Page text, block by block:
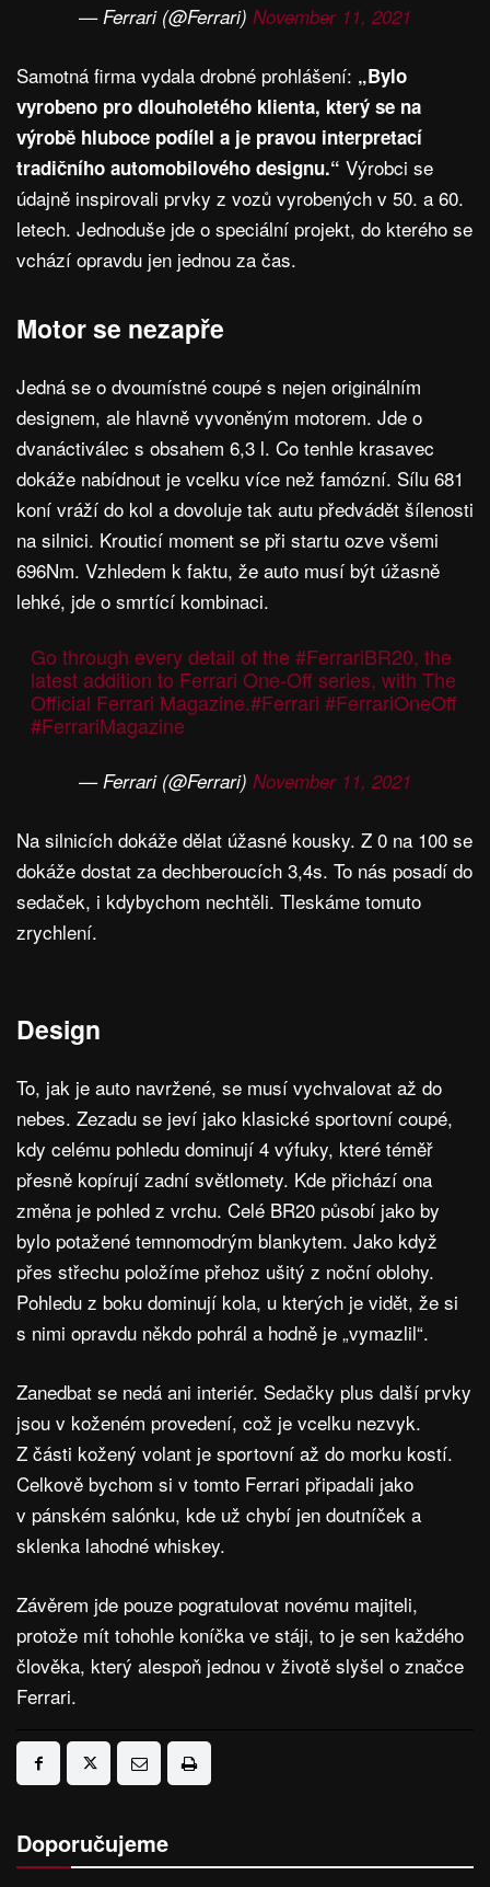
— Ferrari (@Ferrari) November 11, 2021
Samotná firma vydala drobné prohlášení: „Bylo
vyrobeno pro dlouholetého klienta, který se na
výrobě hluboce podílel a je pravou interpretací
tradičního automobilového designu.“ Výrobci se
údajně inspirovali prvky z vozů vyrobených v 50. a 60.
letech. Jednoduše jde o speciální projekt, do kterého se
vchází opravdu jen jednou za čas.
Motor se nezapře
Jedná se o dvoumístné coupé s nejen originálním
designem, ale hlavně vyvoněným motorem. Jde o
dvanáctiválec s obsahem 6,3 l. Co tenhle krasavec
dokáže nabídnout je vcelku více než famózní. Sílu 681
koní vráží do kol a dovoluje tak autu předvádět šílenosti
na silnici. Krouticí moment se při startu ozve všemi
696Nm. Vzhledem k faktu, že auto musí být úžasně
lehké, jde o smrtící kombinaci.
Go through every detail of the #FerrariBR20, the
latest addition to Ferrari One-Off series, with The
Official Ferrari Magazine.#Ferrari #FerrariOneOff
#FerrariMagazine
— Ferrari (@Ferrari) November 11, 2021
Na silnicích dokáže dělat úžasné kousky. Z 0 na 100 se
dokáže dostat za dechberoucích 3,4s. To nás posadí do
sedaček, i kdybychom nechtěli. Tleskáme tomuto
zrychlení.
Design
To, jak je auto navržené, se musí vychvalovat až do
nebes. Zezadu se jeví jako klasické sportovní coupé,
kdy celému pohledu dominují 4 výfuky, které téměř
přesně kopírují zadní světlomety. Kde přichází ona
změna je pohled z vrchu. Celé BR20 působí jako by
bylo potažené temnomodrým blankytem. Jako když
přes střechu položíme přehoz ušitý z noční oblohy.
Pohledu z boku dominují kola, u kterých je vidět, že si
s nimi opravdu někdo pohrál a hodně je „vymazlil“.
Zanedbat se nedá ani interiér. Sedačky plus další prvky
jsou v koženém provedení, což je vcelku nezvyk.
Z části kožený volant je sportovní až do morku kostí.
Celkově bychom si v tomto Ferrari připadali jako
v pánském salónku, kde už chybí jen doutníček a
sklenka lahodné whiskey.
Závěrem jde pouze pogratulovat novému majiteli,
protože mít tohohle koníčka ve stáji, to je sen každého
člověka, který alespoň jednou v životě slyšel o značce
Ferrari.
Doporučujeme